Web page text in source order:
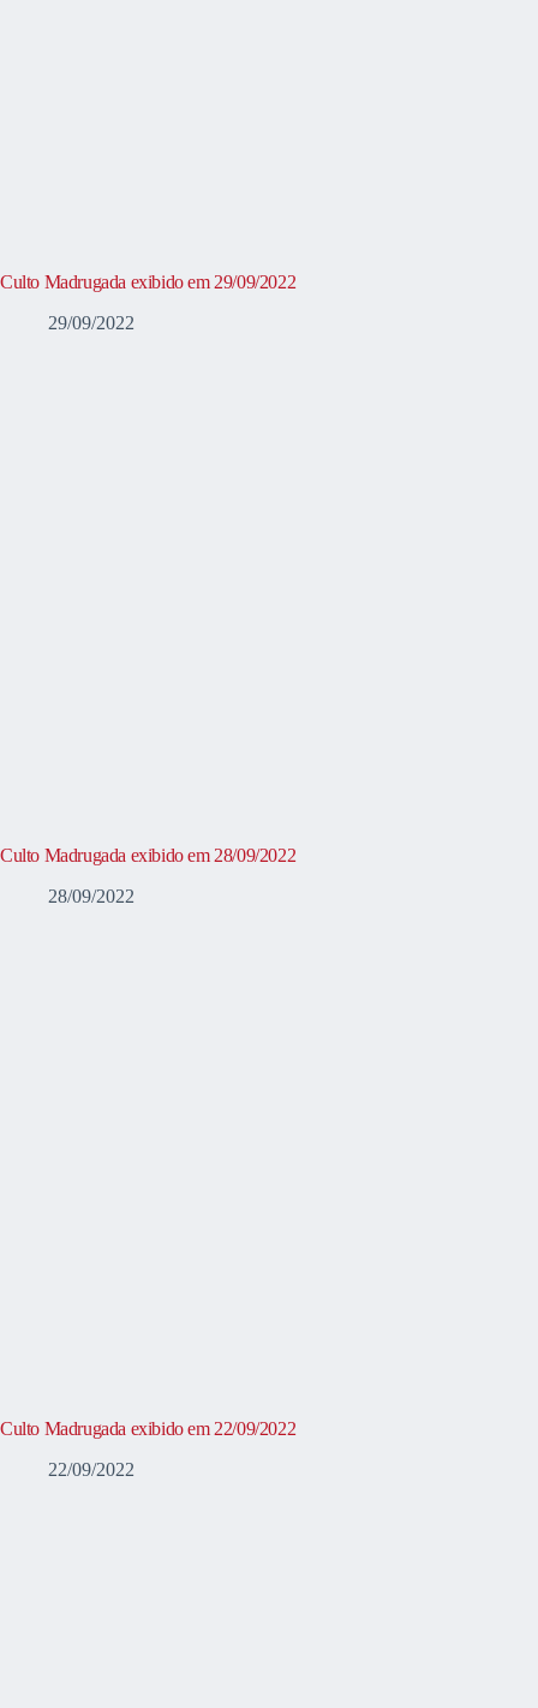
Culto Madrugada exibido em 29/09/2022
29/09/2022
Culto Madrugada exibido em 28/09/2022
28/09/2022
Culto Madrugada exibido em 22/09/2022
22/09/2022